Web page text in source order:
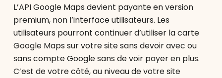
L’API Google Maps devient payante en version
premium, non l’interface utilisateurs. Les
utilisateurs pourront continuer d’utiliser la carte
Google Maps sur votre site sans devoir avec ou
sans compte Google sans de voir payer en plus.
C’est de votre côté, au niveau de votre site